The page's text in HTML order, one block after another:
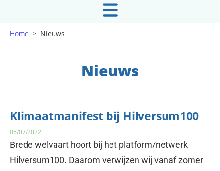
Home > Nieuws
Nieuws
Klimaatmanifest bij Hilversum100
05/07/2022
Brede welvaart hoort bij het platform/netwerk
Hilversum100. Daarom verwijzen wij vanaf zomer